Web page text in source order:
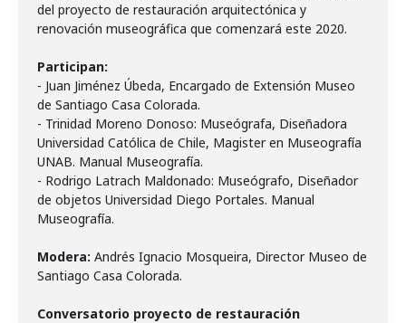
del proyecto de restauración arquitectónica y
renovación museográfica que comenzará este 2020.
Participan:
- Juan Jiménez Úbeda, Encargado de Extensión Museo
de Santiago Casa Colorada.
- Trinidad Moreno Donoso: Museógrafa, Diseñadora
Universidad Católica de Chile, Magister en Museografía
UNAB. Manual Museografía.
- Rodrigo Latrach Maldonado: Museógrafo, Diseñador
de objetos Universidad Diego Portales. Manual
Museografía.
Modera: Andrés Ignacio Mosqueira, Director Museo de
Santiago Casa Colorada.
Conversatorio proyecto de restauración